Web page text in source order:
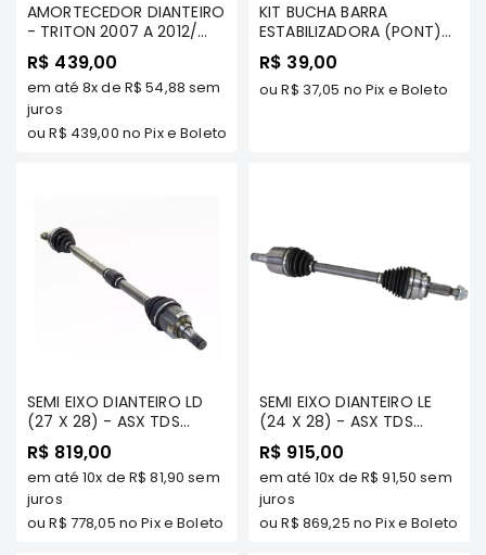
Elétrica
Acessórios
ASX
Transmissão
Elétrica
Acessórios
Triton
e
Motor
Suspensão
AMORTECEDOR DIANTEIRO
- TRITON 2007 A 2012/
DAKAR TDS MODELOS -
COFAP
R$ 439,00
em até 8xde R$ 54,88 sem
juros
ouR$ 439,00 no Pix e Boleto
KIT BUCHA BARRA
ESTABILIZADORA (PONT)
BUCHA + C/ ABRACADEIRA
- L200 SPORT/ HPE/
OUTDOOR/ PAJERO
R$ 39,00
ouR$ 37,05 no Pix e Boleto
SEMI EIXO DIANTEIRO LD
(27 X 28) - ASX TDS
MODELO 2011 A 2019/
OUTLANDER 2.0/ - COFAP
- SEC39012
R$ 819,00
em até 10x de R$ 81,90 sem
juros
ouR$ 778,05 no Pix e Boleto
SEMI EIXO DIANTEIRO LE
(24 X 28) - ASX TDS
MODELO 2011 A 2019/
OUTLANDER 2.0/ - COFAP
- SEC39011
R$ 915,00
em até 10x de R$ 91,50 sem
juros
ouR$ 869,25 no Pix e Boleto